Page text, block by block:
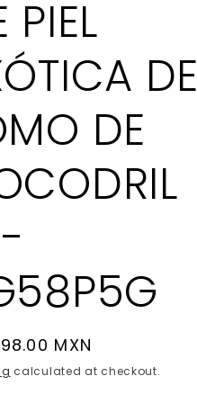
PIEL
DE
DE
MXN
calculated at checkout.